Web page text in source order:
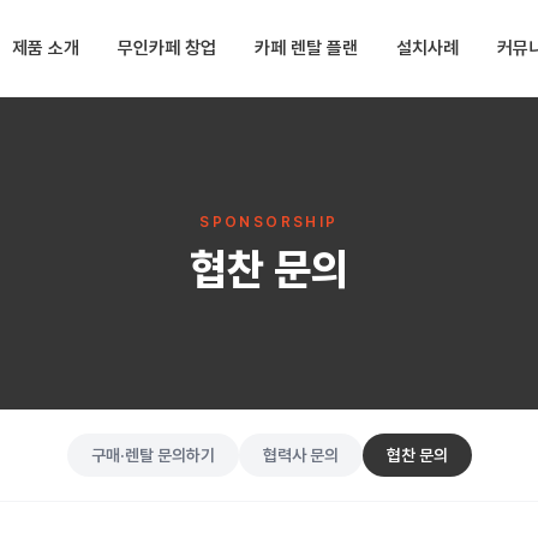
제품 소개 무인카페 창업 카페 렌탈 플랜 설치사례 커뮤
SPONSORSHIP
협찬 문의
구매·렌탈 문의하기 협력사 문의 협찬 문의